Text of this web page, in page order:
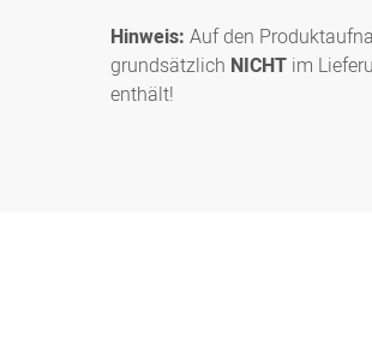
Hinweis: Auf den
grundsätzlich NICHT im
enthält!